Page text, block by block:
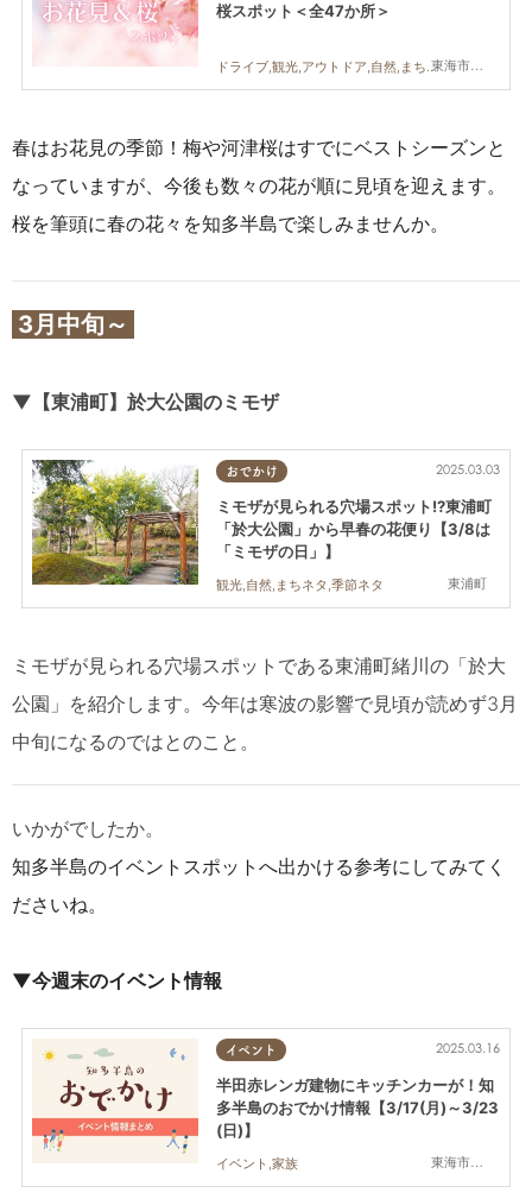
東海市,大府市,知多市,東浦町,阿久比町,半田市,常滑市,武豊町,美浜町,南知多町
桜スポット＜全47か所＞
ドライブ,観光,アウトドア,自然,まちネタ
春はお花見の季節！梅や河津桜はすでにベストシーズンと
なっていますが、今後も数々の花が順に見頃を迎えます。
桜を筆頭に春の花々を知多半島で楽しみませんか。
3月中旬～
▼【東浦町】於大公園のミモザ
おでかけ
東浦町
2025.03.03
ミモザが見られる穴場スポット!?東浦町
「於大公園」から早春の花便り【3/8は
「ミモザの日」】
観光,自然,まちネタ,季節ネタ
ミモザが見られる穴場スポットである東浦町緒川の「於大
公園」を紹介します。今年は寒波の影響で見頃が読めず3月
中旬になるのではとのこと。
いかがでしたか。
知多半島のイベントスポットへ出かける参考にしてみてく
ださいね。
▼今週末のイベント情報
イベント
東海市,半田市,常滑市
2025.03.16
半田赤レンガ建物にキッチンカーが！知
多半島のおでかけ情報【3/17(月)～3/23
(日)】
イベント,家族